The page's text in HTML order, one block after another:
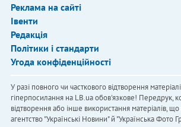
Реклама на сайті
Івенти
Редакція
Політики і стандарти
Угода конфіденційності
У разі повного чи часткового відтворення
гіперпосилання на LB.ua обов'язкове! Передрук,
відтворення або інше використання матеріалів,
агентство "Українськi Новини" й "Українська Фото